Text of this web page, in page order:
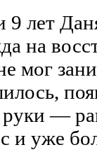
9 лет
на
мог
—
и уже